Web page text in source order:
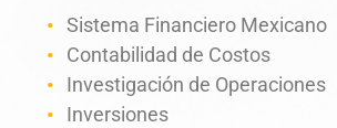
Sistema Financiero Mexicano
Contabilidad de Costos
Investigación de Operaciones
Inversiones